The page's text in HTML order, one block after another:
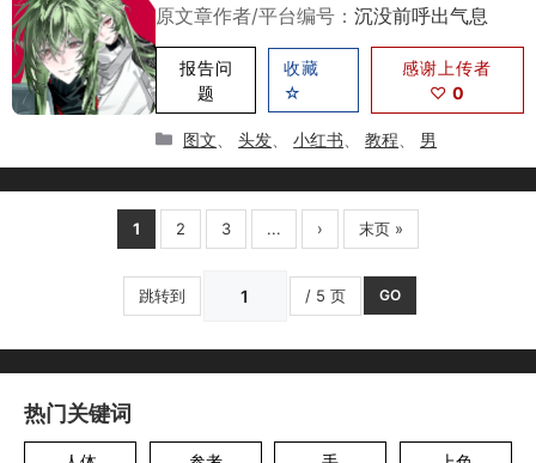
原文章作者/平台编号： 沉没前呼出气息
报告问
题
收藏
☆
感谢上传者
♡ 0
分
图文 、头发 、小红书 、教程 男
1 2 3 ... › 末页 »
跳转到 / 5 页 GO
热门关键词